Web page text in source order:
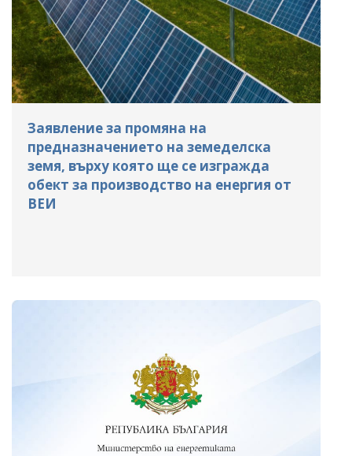
Заявление за промяна на
предназначението на земеделска
земя, върху която ще се изгражда
обект за производство на енергия от
ВЕИ